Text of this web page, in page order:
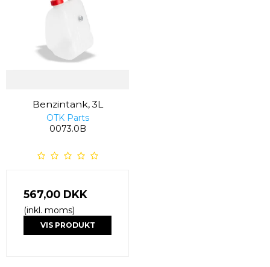
Benzintank, 3L
OTK Parts
0073.0B
567,00 DKK
(inkl. moms)
VIS PRODUKT